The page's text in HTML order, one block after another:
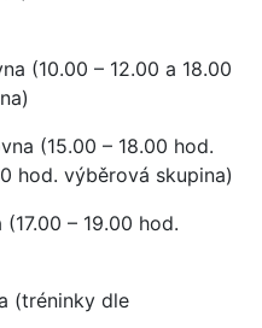
(10.00 – 12.00 a 18.00
(15.00 – 18.00 hod.
hod. výběrová skupina)
– 19.00 hod.
(tréninky dle